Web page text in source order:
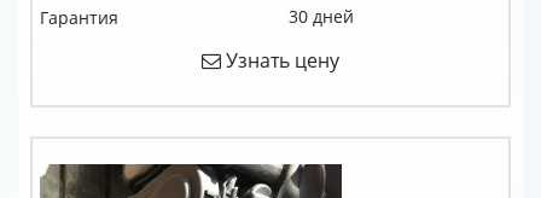
Гарантия
30 дней
Узнать цену